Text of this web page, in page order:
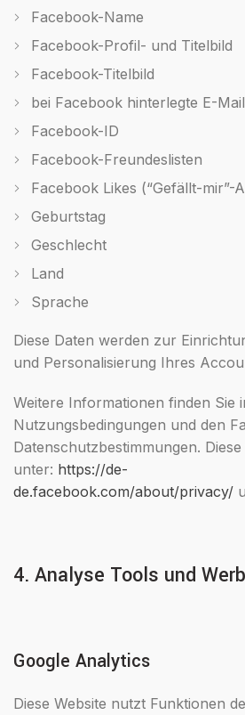
Facebook-Name
Facebook-Profil- und Titelbild
Facebook-Titelbild
bei Facebook hinterlegte E-
Facebook-ID
Facebook-Freundeslisten
Facebook Likes (“Gefällt-mir”-
Geburtstag
Geschlecht
Land
Sprache
Diese Daten werden zur
und Personalisierung Ihres
Weitere Informationen finden Sie
Nutzungsbedingungen und den
Datenschutzbestimmungen.
unter: https://de-
de.facebook.com/about/privacy/
4. Analyse Tools und
Google Analytics
Diese Website nutzt Funktionen